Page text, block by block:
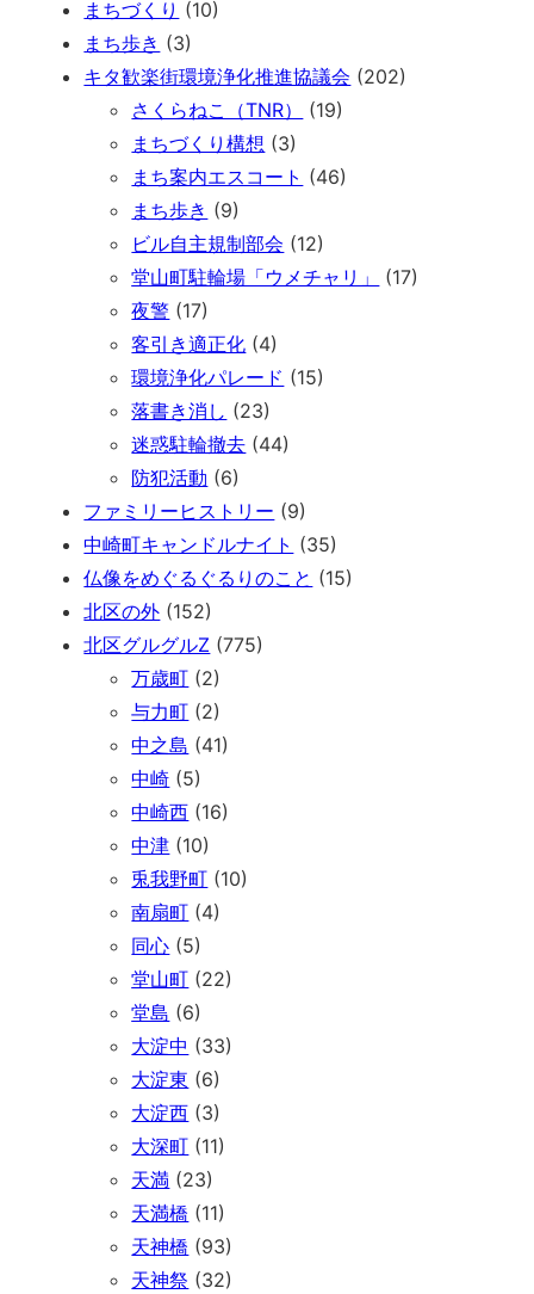
まちづくり (10)
まち歩き (3)
キタ歓楽街環境浄化推進協議会 (202)
さくらねこ（TNR）
(19)
まちづくり構想 (3)
まち案内エスコート (46)
まち歩き (9)
ビル自主規制部会 (12)
堂山町駐輪場「ウメチャリ」
(17)
夜警 (17)
客引き適正化 (4)
環境浄化パレード (15)
落書き消し (23)
迷惑駐輪撤去 (44)
防犯活動 (6)
ファミリーヒストリー (9)
中崎町キャンドルナイト (35)
仏像をめぐるぐるりのこと (15)
北区の外 (152)
北区グルグルZ (775)
万歳町 (2)
与力町 (2)
中之島 (41)
中崎 (5)
中崎西 (16)
中津 (10)
兎我野町 (10)
南扇町 (4)
同心 (5)
堂山町 (22)
堂島 (6)
大淀中 (33)
大淀東 (6)
大淀西 (3)
大深町 (11)
天満 (23)
天満橋 (11)
天神橋 (93)
天神祭 (32)